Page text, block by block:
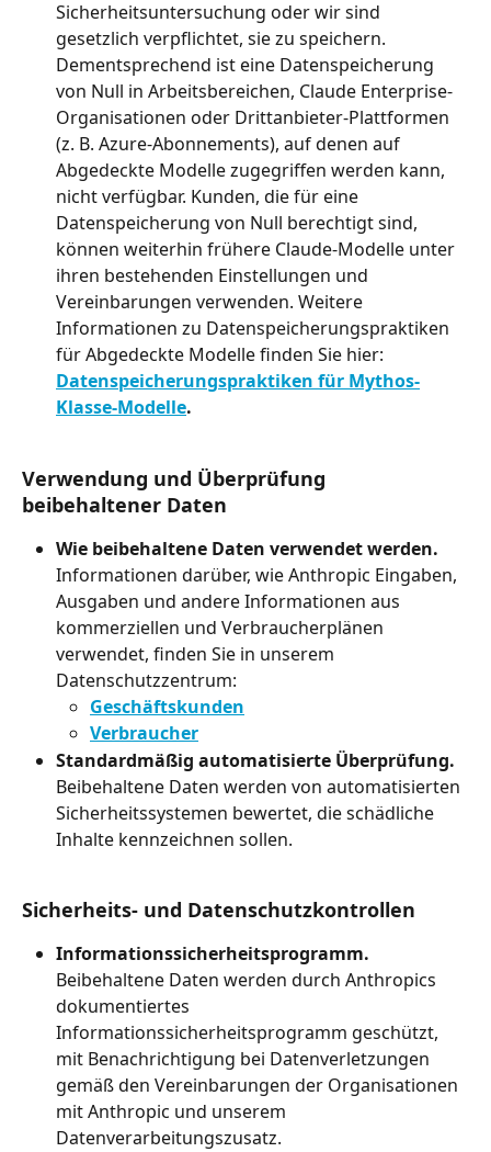
Sicherheitsuntersuchung oder wir sind
gesetzlich verpflichtet, sie zu speichern.
Dementsprechend ist eine Datenspeicherung
von Null in Arbeitsbereichen, Claude Enterprise-
Organisationen oder Drittanbieter-Plattformen
(z. B. Azure-Abonnements), auf denen auf
Abgedeckte Modelle zugegriffen werden kann,
nicht verfügbar. Kunden, die für eine
Datenspeicherung von Null berechtigt sind,
können weiterhin frühere Claude-Modelle unter
ihren bestehenden Einstellungen und
Vereinbarungen verwenden. Weitere
Informationen zu Datenspeicherungspraktiken
für Abgedeckte Modelle finden Sie hier:
Datenspeicherungspraktiken für Mythos-
Klasse-Modelle.
Verwendung und Überprüfung
beibehaltener Daten
Wie beibehaltene Daten verwendet werden.
Informationen darüber, wie Anthropic Eingaben,
Ausgaben und andere Informationen aus
kommerziellen und Verbraucherplänen
verwendet, finden Sie in unserem
Datenschutzzentrum:
Geschäftskunden
Verbraucher
Standardmäßig automatisierte Überprüfung.
Beibehaltene Daten werden von automatisierten
Sicherheitssystemen bewertet, die schädliche
Inhalte kennzeichnen sollen.
Sicherheits- und Datenschutzkontrollen
Informationssicherheitsprogramm.
Beibehaltene Daten werden durch Anthropics
dokumentiertes
Informationssicherheitsprogramm geschützt,
mit Benachrichtigung bei Datenverletzungen
gemäß den Vereinbarungen der Organisationen
mit Anthropic und unserem
Datenverarbeitungszusatz.